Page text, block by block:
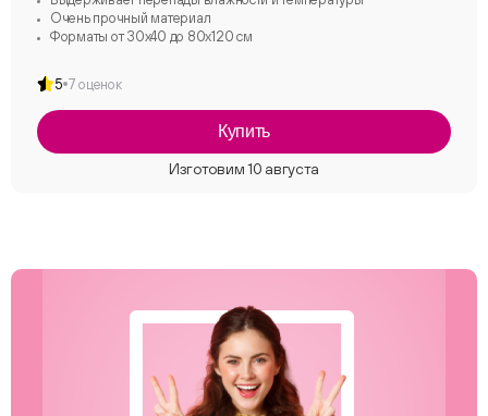
Очень прочный материал
Форматы от 30х40 до 80х120 см
5 7 оценок
Купить